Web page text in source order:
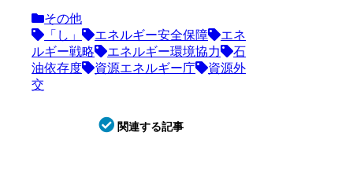
その他
「し」
エネルギー安全保障
エネ
ルギー戦略
エネルギー環境協力
石
油依存度
資源エネルギー庁
資源外
交
関連する記事